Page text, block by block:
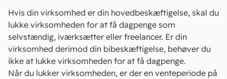
Hvis din virksomhed er din hovedbeskæftigelse, skal du
lukke virksomheden for at få dagpenge som
selvstændig, iværksætter eller freelancer. Er din
virksomhed derimod din bibeskæftigelse, behøver du
ikke at lukke virksomheden for at få dagpenge.
Når du lukker virksomheden, er der en venteperiode på